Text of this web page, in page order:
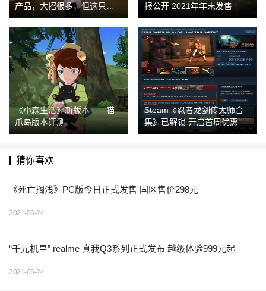
产品，大招很多，但这只是
冰山一角
报公开 2021年年末发售
《小森生活》新版本——猫
爪岛版本评测
Steam《忍者龙剑传大师合
集》已解锁 开启首周优惠
猜你喜欢
《死亡搁浅》PC版今日正式发售 国区售价298元
2021-06-24
“千元机皇” realme 真我Q3系列正式发布 越级体验999元起
2021-06-24